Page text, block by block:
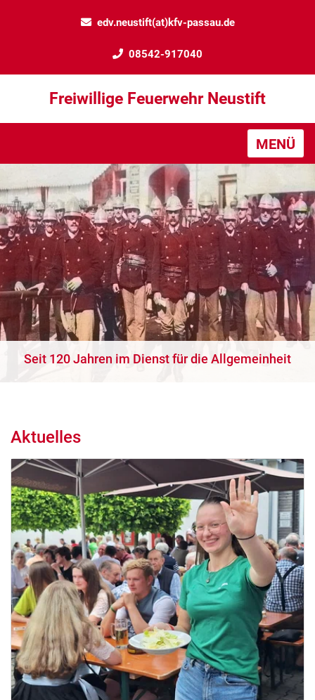
edv.neustift(at)kfv-passau.de
08542-917040
Freiwillige Feuerwehr Neustift
MENÜ
Seit 120 Jahren im Dienst für die Allgemeinheit
Aktuelles